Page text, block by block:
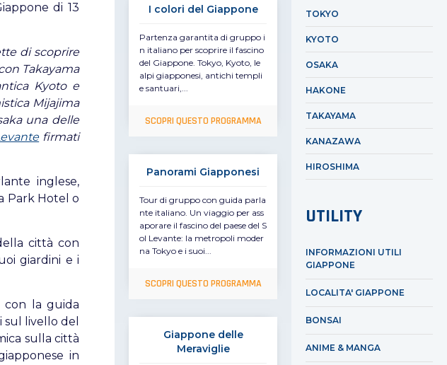
di 13
di scoprire
Takayama
Kyoto e
Mijajima
una delle
firmati
inglese,
Park Hotel o
città con
giardini e i
con la guida
sul livello del
sulla città
in
I colori del Giappone
Partenza garantita di gruppo i
n italiano per scoprire il fascino
del Giappone. Tokyo, Kyoto, le
alpi giapponesi, antichi templi
e santuari,...
SCOPRI QUESTO PROGRAMMA
Panorami Giapponesi
Tour di gruppo con guida parla
nte italiano. Un viaggio per ass
aporare il fascino del paese del S
ol Levante: la metropoli moder
na Tokyo e i suoi...
SCOPRI QUESTO PROGRAMMA
Giappone delle
Meraviglie
TOKYO
KYOTO
OSAKA
HAKONE
TAKAYAMA
KANAZAWA
HIROSHIMA
UTILITY
INFORMAZIONI UTILI
GIAPPONE
LOCALITA' GIAPPONE
BONSAI
ANIME & MANGA